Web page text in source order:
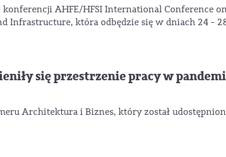
AHFE/HFSI International Conference
Infrastructure, która odbędzie się w dniach 24 -
się przestrzenie pracy w
Architektura i Biznes, który został